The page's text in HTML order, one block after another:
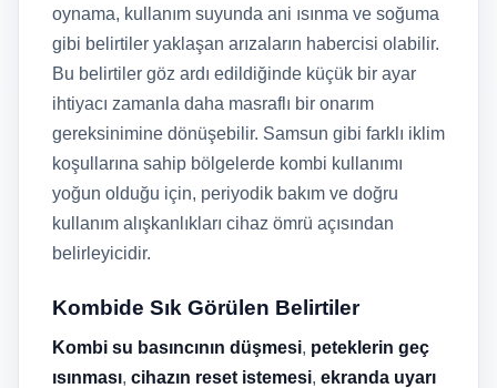
oynama, kullanım suyunda ani ısınma ve soğuma
gibi belirtiler yaklaşan arızaların habercisi olabilir.
Bu belirtiler göz ardı edildiğinde küçük bir ayar
ihtiyacı zamanla daha masraflı bir onarım
gereksinimine dönüşebilir. Samsun gibi farklı iklim
koşullarına sahip bölgelerde kombi kullanımı
yoğun olduğu için, periyodik bakım ve doğru
kullanım alışkanlıkları cihaz ömrü açısından
belirleyicidir.
Kombide Sık Görülen Belirtiler
Kombi su basıncının düşmesi, peteklerin geç
ısınması, cihazın reset istemesi, ekranda uyarı